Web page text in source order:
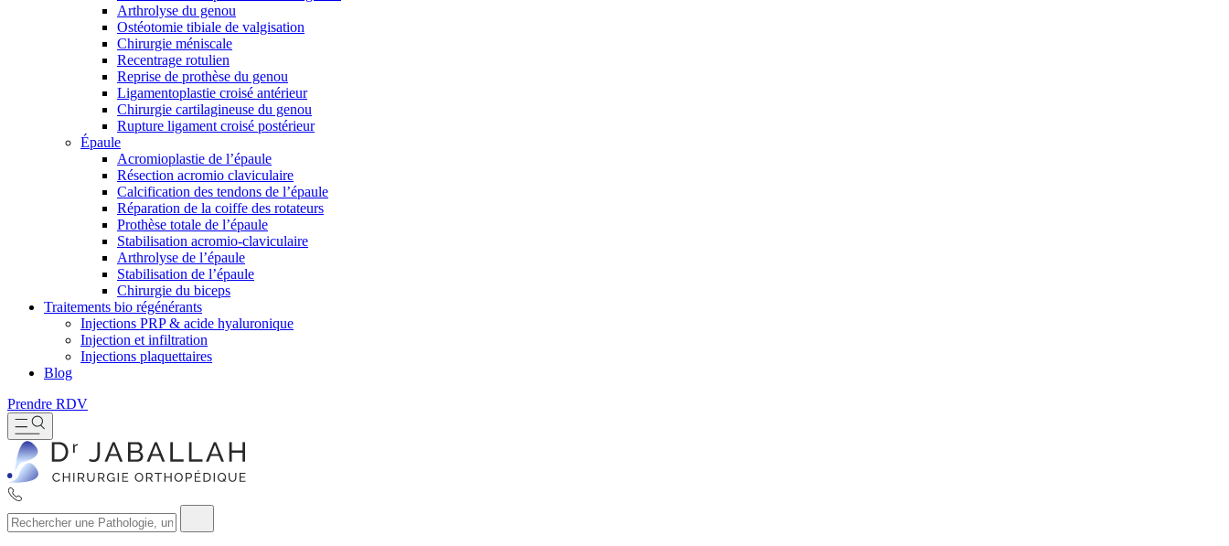
Arthrolyse du genou
Ostéotomie tibiale de valgisation
Chirurgie méniscale
Recentrage rotulien
Reprise de prothèse du genou
Ligamentoplastie croisé antérieur
Chirurgie cartilagineuse du genou
Rupture ligament croisé postérieur
Épaule
Acromioplastie de l’épaule
Résection acromio claviculaire
Calcification des tendons de l’épaule
Réparation de la coiffe des rotateurs
Prothèse totale de l’épaule
Stabilisation acromio-claviculaire
Arthrolyse de l’épaule
Stabilisation de l’épaule
Chirurgie du biceps
Traitements bio régénérants
Injections PRP & acide hyaluronique
Injection et infiltration
Injections plaquettaires
Blog
Prendre RDV